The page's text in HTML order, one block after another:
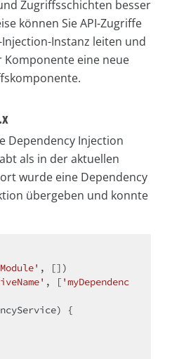
Zugriffsschichten besser
können Sie API-Zugriffe
Instanz leiten und
eine neue
Dependency Injection
als in der aktuellen
wurde eine Dependency
übergeben und konnte
, [])
, [ 'myDependenc
{